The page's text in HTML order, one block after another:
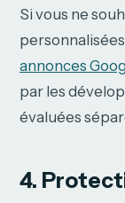
Si vous ne
annonces
par les
évaluées
4.